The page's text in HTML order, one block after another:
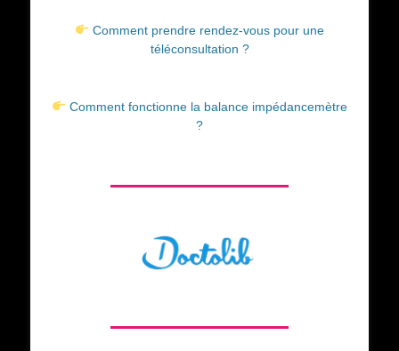
Comment prendre rendez-vous pour une
téléconsultation ?
Comment fonctionne la balance impédancemètre
?